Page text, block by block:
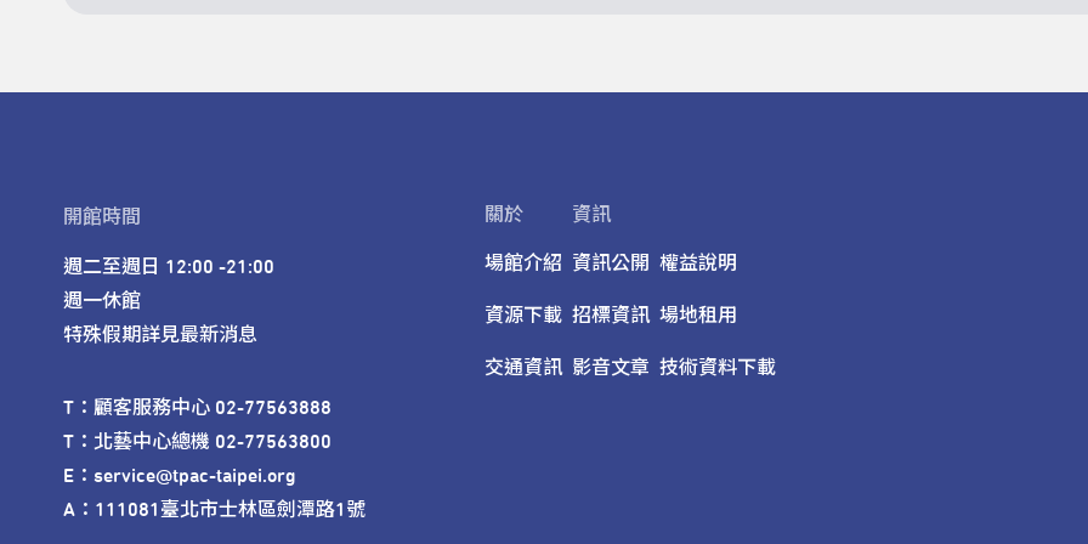
開館時間
週二至週日 12:00 -21:00
週一休館
特殊假期詳見最新消息
T：顧客服務中心 02-77563888
T：北藝中心總機 02-77563800
E：service@tpac-taipei.org
A：111081臺北市士林區劍潭路1號
關於
場館介紹
資源下載
交通資訊
資訊
資訊公開
招標資訊
影音文章
權益說明
場地租用
技術資料下載